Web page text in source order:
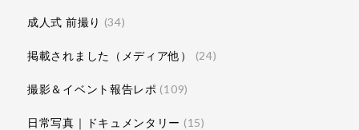
成人式 前撮り (34)
掲載されました（メディア他） (24)
撮影＆イベント報告レポ (109)
日常写真｜ドキュメンタリー (15)